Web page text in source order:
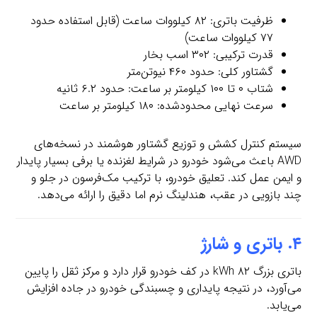
ظرفیت باتری: ۸۲ کیلووات ساعت (قابل استفاده حدود
۷۷ کیلووات ساعت)
قدرت ترکیبی: ۳۰۲ اسب بخار
گشتاور کلی: حدود ۴۶۰ نیوتن‌متر
شتاب ۰ تا ۱۰۰ کیلومتر بر ساعت: حدود ۶.۲ ثانیه
سرعت نهایی محدودشده: ۱۸۰ کیلومتر بر ساعت
سیستم کنترل کشش و توزیع گشتاور هوشمند در نسخه‌های
AWD باعث می‌شود خودرو در شرایط لغزنده یا برفی بسیار پایدار
و ایمن عمل کند. تعلیق خودرو، با ترکیب مک‌فرسون در جلو و
چند بازویی در عقب، هندلینگ نرم اما دقیق را ارائه می‌دهد.
۴. باتری و شارژ
باتری بزرگ ۸۲ kWh در کف خودرو قرار دارد و مرکز ثقل را پایین
می‌آورد، در نتیجه پایداری و چسبندگی خودرو در جاده افزایش
می‌یابد.